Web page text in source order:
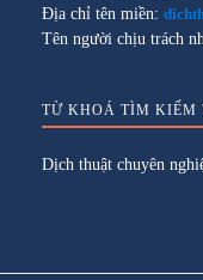
Địa chỉ tên miền:
Tên người chịu trách
TỪ KHOÁ TÌM KIẾM
Dịch thuật chuyên